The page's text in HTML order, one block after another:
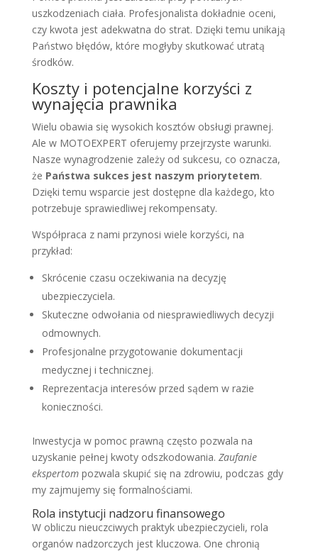
uszkodzeniach ciała. Profesjonalista dokładnie oceni,
czy kwota jest adekwatna do strat. Dzięki temu unikają
Państwo błędów, które mogłyby skutkować utratą
środków.
Koszty i potencjalne korzyści z
wynajęcia prawnika
Wielu obawia się wysokich kosztów obsługi prawnej.
Ale w MOTOEXPERT oferujemy przejrzyste warunki.
Nasze wynagrodzenie zależy od sukcesu, co oznacza,
że Państwa sukces jest naszym priorytetem.
Dzięki temu wsparcie jest dostępne dla każdego, kto
potrzebuje sprawiedliwej rekompensaty.
Współpraca z nami przynosi wiele korzyści, na
przykład:
Skrócenie czasu oczekiwania na decyzję
ubezpieczyciela.
Skuteczne odwołania od niesprawiedliwych decyzji
odmownych.
Profesjonalne przygotowanie dokumentacji
medycznej i technicznej.
Reprezentacja interesów przed sądem w razie
konieczności.
Inwestycja w pomoc prawną często pozwala na
uzyskanie pełnej kwoty odszkodowania. Zaufanie
ekspertompozwala skupić się na zdrowiu, podczas gdy
my zajmujemy się formalnościami.
Rola instytucji nadzoru finansowego
W obliczu nieuczciwych praktyk ubezpieczycieli, rola
organów nadzorczych jest kluczowa. One chronią